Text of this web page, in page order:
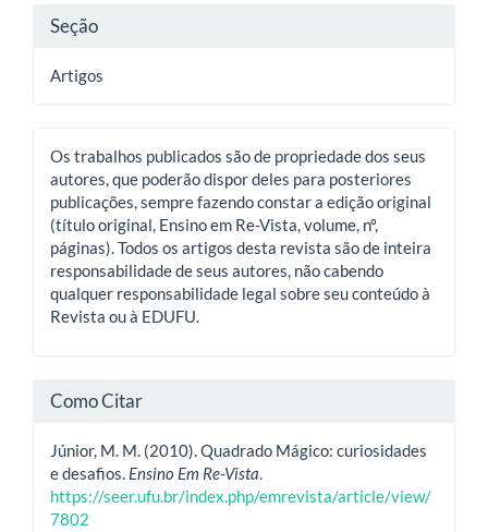
Seção
Artigos
Os trabalhos publicados são de propriedade dos seus
autores, que poderão dispor deles para posteriores
publicações, sempre fazendo constar a edição original
(título original, Ensino em Re-Vista, volume, nº,
páginas). Todos os artigos desta revista são de inteira
responsabilidade de seus autores, não cabendo
qualquer responsabilidade legal sobre seu conteúdo à
Revista ou à EDUFU.
Como Citar
Júnior, M. M. (2010). Quadrado Mágico: curiosidades
e desafios. Ensino Em Re-Vista.
https://seer.ufu.br/index.php/emrevista/article/view/
7802